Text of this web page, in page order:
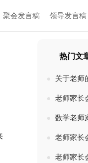
聚会发言稿 领导发言稿
热门文
关于老师
老师家长
数学老师
老师家长
老师家长